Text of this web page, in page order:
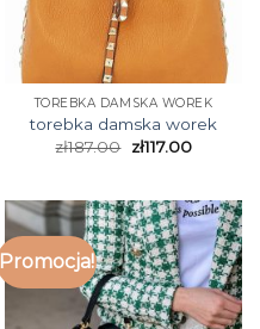
TOREBKA DAMSKA WOREK
torebka damska worek
zł187.00 zł117.00
Promocja!